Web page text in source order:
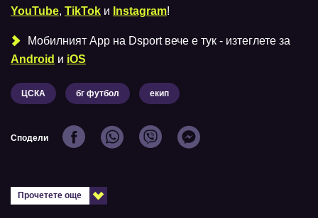
YouTube, TikTok и Instagram!
Мобилният Аpp на Dsport вече е тук - изтеглете за
Android и iOS
ЦСКА бг футбол екип
Сподели
Прочетете още